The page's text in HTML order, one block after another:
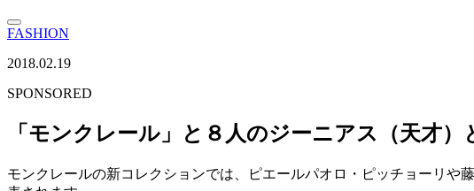
FASHION
2018.02.19
SPONSORED
「モンクレール」と８人のジーニアス（天才
モンクレールの新コレクションでは、ピエールパオロ・ピッチョーリ